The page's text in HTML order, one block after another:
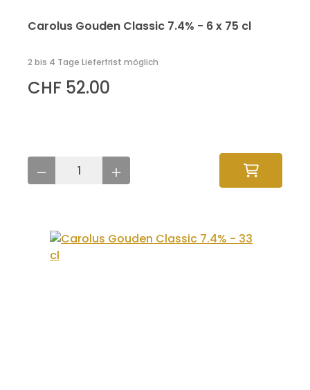
Carolus Gouden Classic 7.4% - 6 x 75 cl
2 bis 4 Tage Lieferfrist möglich
CHF 52.00